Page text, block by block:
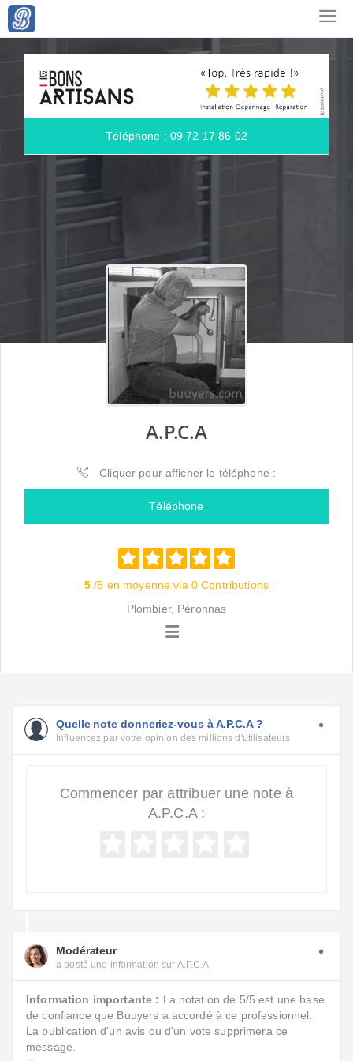
Téléphone : 09 72 17 86 02
A.P.C.A
Cliquer pour afficher le téléphone :
Téléphone
5 /5 en moyenne via 0 Contributions
Plombier, Péronnas
Quelle note donneriez-vous à A.P.C.A ?
Influencez par votre opinion des millions d'utilisateurs
Commencer par attribuer une note à
A.P.C.A :
Modérateur
a posté une information sur A.P.C.A
Information importante : La notation de 5/5 est une base
de confiance que Buuyers a accordé à ce professionnel.
La publication d'un avis ou d'un vote supprimera ce
message.